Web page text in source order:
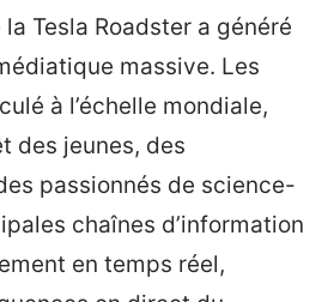
Tesla Roadster a généré
massive. Les
à l’échelle mondiale,
des jeunes, des
passionnés de science-
chaînes d’information
en temps réel,